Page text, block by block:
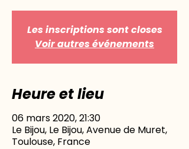
Les inscriptions sont closes
Voir autres événements
Heure et lieu
06 mars 2020, 21:30
Le Bijou, Le Bijou, Avenue de Muret,
Toulouse, France